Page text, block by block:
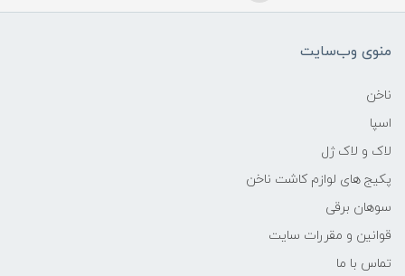
منوی وب‌سایت
ناخن
اسپا
لاک و لاک ژل
پکیج های لوازم کاشت ناخن
سوهان برقی
قوانین و مقررات سایت
تماس با ما